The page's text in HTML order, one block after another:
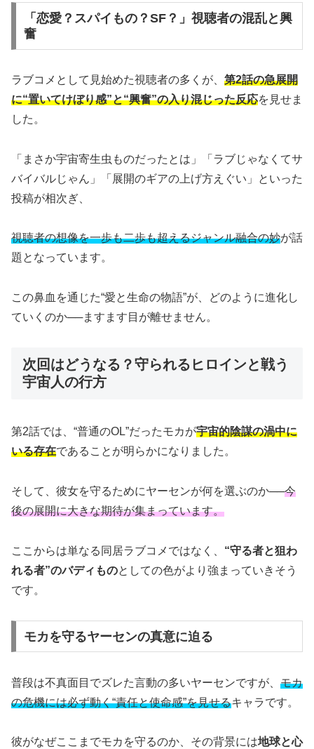
「恋愛？スパイもの？SF？」視聴者の混乱と興
奮
ラブコメとして見始めた視聴者の多くが、 第2話の急展開
に“置いてけぼり感”と“興奮”の入り混じった反応を見せま
した。
「まさか宇宙寄生虫ものだったとは」「ラブじゃなくてサ
バイバルじゃん」「展開のギアの上げ方えぐい」といった
投稿が相次ぎ、
視聴者の想像を一歩も二歩も超えるジャンル融合の妙が話
題となっています。
この鼻血を通じた“愛と生命の物語”が、どのように進化し
ていくのか──ますます目が離せません。
次回はどうなる？守られるヒロインと戦う
宇宙人の行方
第2話では、“普通のOL”だったモカが宇宙的陰謀の渦中に
いる存在であることが明らかになりました。
そして、彼女を守るためにヤーセンが何を選ぶのか──今
後の展開に大きな期待が集まっています。
ここからは単なる同居ラブコメではなく、 “守る者と狙わ
れる者”のバディものとしての色がより強まっていきそう
です。
モカを守るヤーセンの真意に迫る
普段は不真面目でズレた言動の多いヤーセンですが、 モカ
の危機には必ず動く“責任と使命感”を見せるキャラです。
彼がなぜここまでモカを守るのか、その背景には地球と心